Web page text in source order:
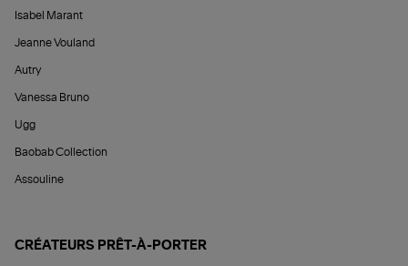
Isabel Marant
Jeanne Vouland
Autry
Vanessa Bruno
Ugg
Baobab Collection
Assouline
CRÉATEURS PRÊT-À-PORTER